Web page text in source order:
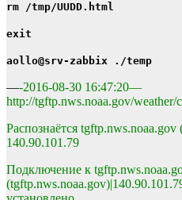
rm /tmp/UUDD.html
exit
aollo@srv-zabbix ./temp
—-2016-08-30 16:47:20—
http://tgftp.nws.noaa.gov/
Распознаётся
140.90.101.79
Подключение к